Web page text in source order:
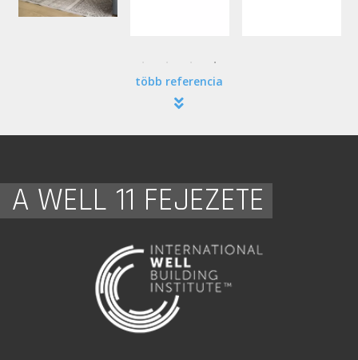
több referencia
A WELL 11 FEJEZETE